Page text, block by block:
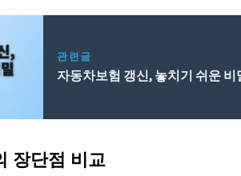
관련글
자동차보험 갱신, 놓치기 쉬운 비
장단점 비교